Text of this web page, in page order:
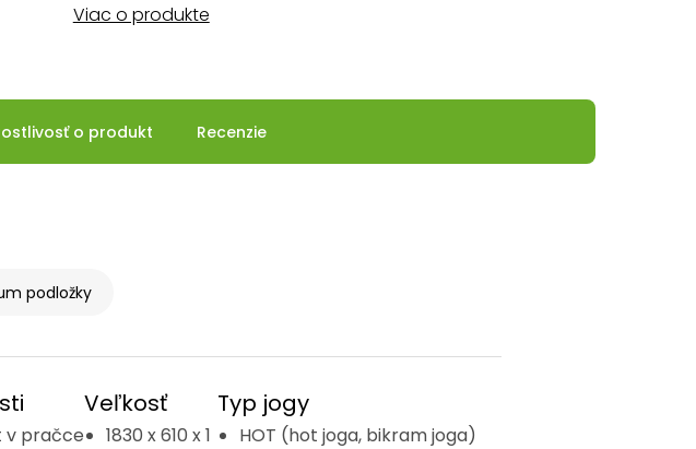
Viac o produkte
o produkt Recenzie
podložky
v pračce
Veľkosť
1830 x 610 x 1
Typ jogy
HOT (hot joga, bikram joga)